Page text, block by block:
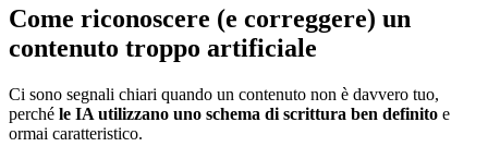
Come riconoscere (e correggere) un
contenuto troppo artificiale
Ci sono segnali chiari quando un contenuto non è davvero tuo,
perché le IA utilizzano uno schema di scrittura ben definito e
ormai caratteristico.